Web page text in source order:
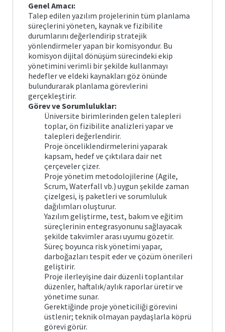
Teknokent
Fırat
Genel Amacı:
Talep edilen yazılım projelerinin tüm planlama
süreçlerini yöneten, kaynak ve fizibilite
durumlarını değerlendirip stratejik
yönlendirmeler yapan bir komisyondur. Bu
komisyon dijital dönüşüm sürecindeki ekip
yönetimini verimli bir şekilde kullanmayı
hedefler ve eldeki kaynakları göz önünde
bulundurarak planlama görevlerini
gerçekleştirir.
Görev ve Sorumluluklar:
Üniversite birimlerinden gelen talepleri
toplar, ön fizibilite analizleri yapar ve
talepleri değerlendirir.
Proje önceliklendirmelerini yaparak
kapsam, hedef ve çıktılara dair net
çerçeveler çizer.
Proje yönetim metodolojilerine (Agile,
Scrum, Waterfall vb.) uygun şekilde zaman
çizelgesi, iş paketleri ve sorumluluk
dağılımları oluşturur.
Yazılım geliştirme, test, bakım ve eğitim
süreçlerinin entegrasyonunu sağlayacak
şekilde takvimler arası uyumu gözetir.
Süreç boyunca risk yönetimi yapar,
darboğazları tespit eder ve çözüm önerileri
geliştirir.
Proje ilerleyişine dair düzenli toplantılar
düzenler, haftalık/aylık raporlar üretir ve
yönetime sunar.
Gerektiğinde proje yöneticiliği görevini
üstlenir; teknik olmayan paydaşlarla köprü
görevi görür.